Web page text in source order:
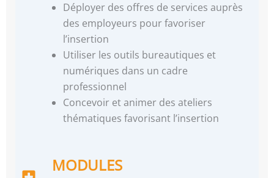
Déployer des offres de services auprès
des employeurs pour favoriser
l’insertion
Utiliser les outils bureautiques et
numériques dans un cadre
professionnel
Concevoir et animer des ateliers
thématiques favorisant l’insertion
MODULES